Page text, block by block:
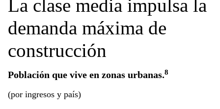
La clase media impulsa la
demanda máxima de
construcción
Población que vive en zonas urbanas.8
(por ingresos y país)